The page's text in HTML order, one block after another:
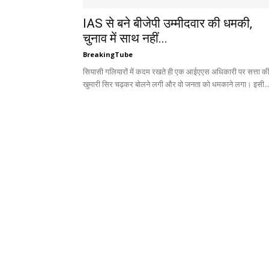
IAS से बने बीजेपी उम्मीदवार की धमकी,
चुनाव में साथ नहीं...
BreakingTube
सियासी गलियारों में कदम रखते ही एक आईएएस अधिकारी पर सत्ता की
खुमारी सिर चढ़कर बोलने लगी और वो जनता को धमकाने लगा। इसी...